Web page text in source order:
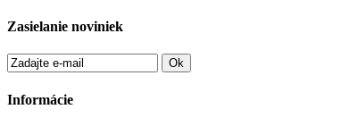
Zasielanie noviniek
Ok
Informácie